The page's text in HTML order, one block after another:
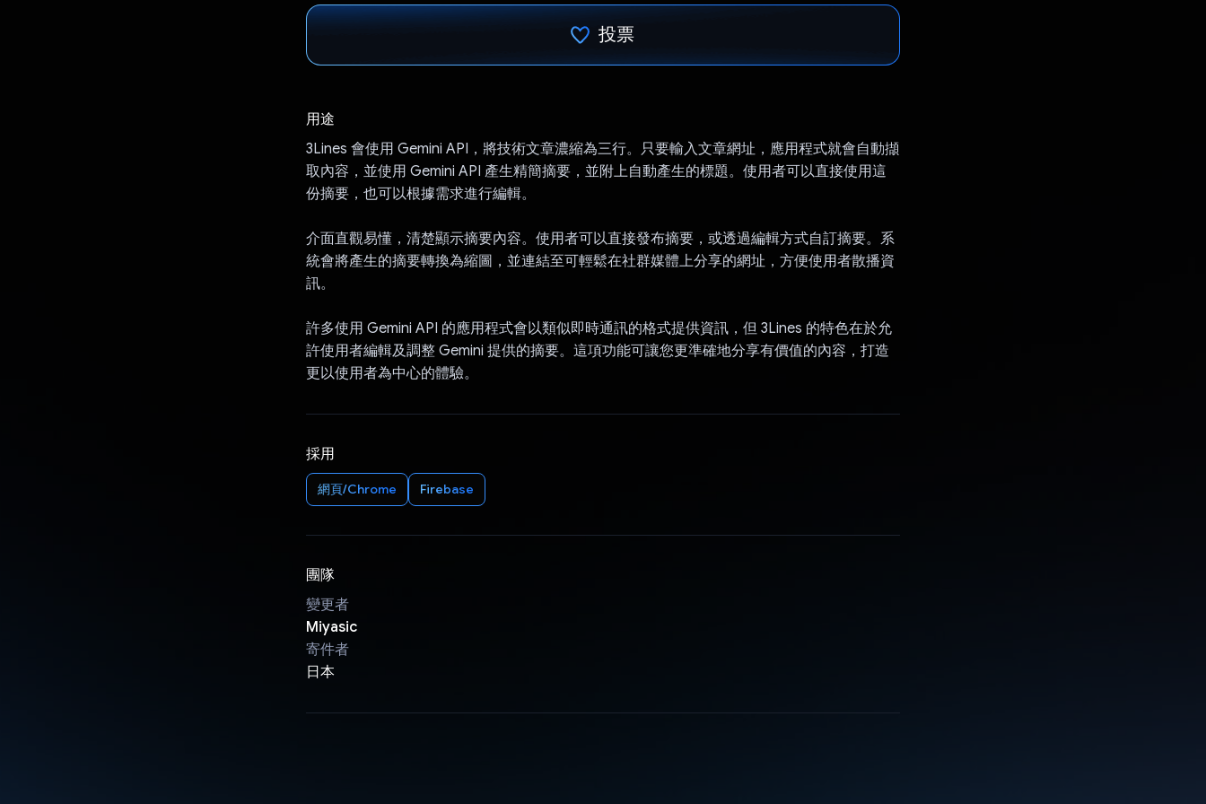
投票
用途
3Lines 會使用 Gemini API，將技術文章濃縮為三行。只要輸入文章網址，應用程式就會自動擷
取內容，並使用 Gemini API 產生精簡摘要，並附上自動產生的標題。使用者可以直接使用這
份摘要，也可以根據需求進行編輯。
介面直觀易懂，清楚顯示摘要內容。使用者可以直接發布摘要，或透過編輯方式自訂摘要。系
統會將產生的摘要轉換為縮圖，並連結至可輕鬆在社群媒體上分享的網址，方便使用者散播資
訊。
許多使用 Gemini API 的應用程式會以類似即時通訊的格式提供資訊，但 3Lines 的特色在於允
許使用者編輯及調整 Gemini 提供的摘要。這項功能可讓您更準確地分享有價值的內容，打造
更以使用者為中心的體驗。
採用
網頁/Chrome Firebase
團隊
變更者
Miyasic
寄件者
日本